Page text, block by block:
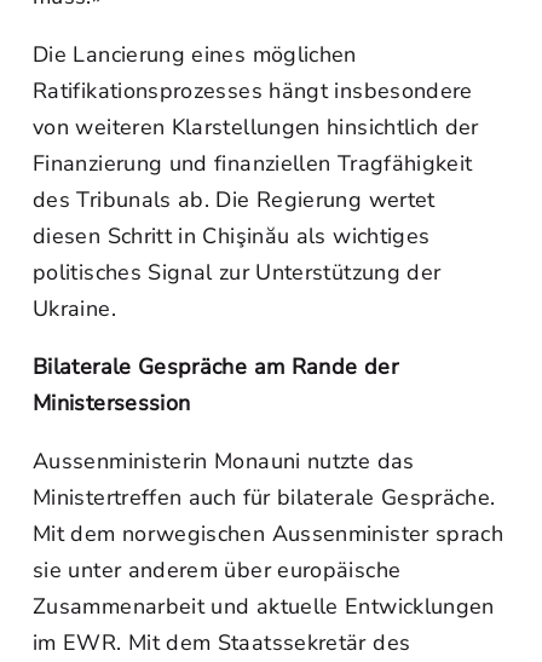
Die Lancierung eines möglichen
Ratifikationsprozesses hängt insbesondere
von weiteren Klarstellungen hinsichtlich der
Finanzierung und finanziellen Tragfähigkeit
des Tribunals ab. Die Regierung wertet
diesen Schritt in Chişinău als wichtiges
politisches Signal zur Unterstützung der
Ukraine.
Bilaterale Gespräche am Rande der
Ministersession
Aussenministerin Monauni nutzte das
Ministertreffen auch für bilaterale Gespräche.
Mit dem norwegischen Aussenminister sprach
sie unter anderem über europäische
Zusammenarbeit und aktuelle Entwicklungen
im EWR. Mit dem Staatssekretär des